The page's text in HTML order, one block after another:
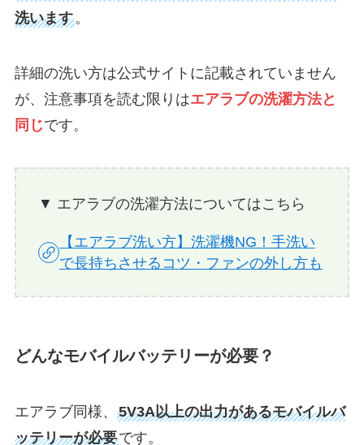
洗います。
詳細の洗い方は公式サイトに記載されていません
が、注意事項を読む限りはエアラブの洗濯方法と
同じです。
▼ エアラブの洗濯方法についてはこちら
【エアラブ洗い方】洗濯機NG！手洗い
で長持ちさせるコツ・ファンの外し方も
どんなモバイルバッテリーが必要？
エアラブ同様、 5V3A以上の出力があるモバイルバ
ッテリーが必要です。